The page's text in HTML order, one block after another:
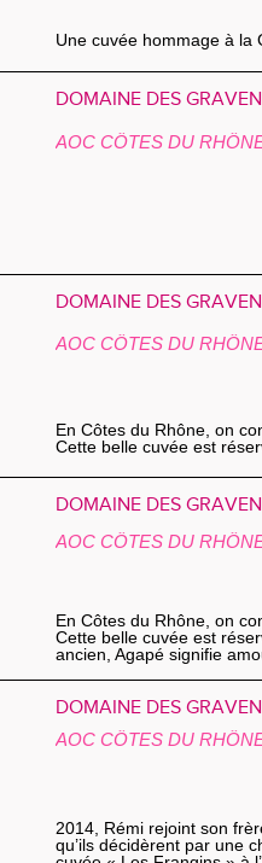
Une cuvée hommage à la
DOMAINE DES
AOC CÔTES DU
DOMAINE DES
AOC CÔTES DU
En Côtes du Rhône, on
Cette belle cuvée est
DOMAINE DES
AOC CÔTES DU
En Côtes du Rhône, on
Cette belle cuvée est
ancien, Agapé signifie
DOMAINE DES
AOC CÔTES DU
2014, Rémi rejoint son
qu’ils décidèrent par une